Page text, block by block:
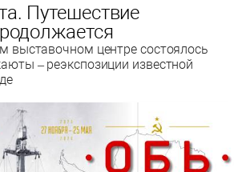
Путешествие
выставочном центре состоялось
– реэкспозиции известной